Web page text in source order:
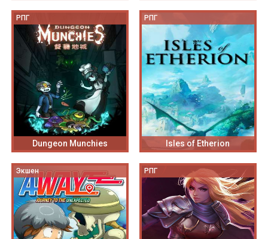
РПГ
Dungeon Munchies
РПГ
Isles of Etherion
Экшен РПГ